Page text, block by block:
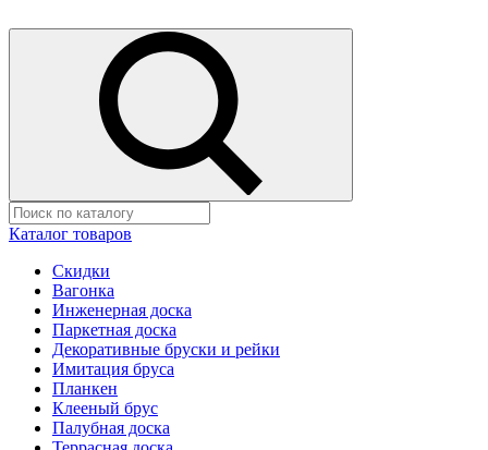
Каталог товаров
Скидки
Вагонка
Инженерная доска
Паркетная доска
Декоративные бруски и рейки
Имитация бруса
Планкен
Клееный брус
Палубная доска